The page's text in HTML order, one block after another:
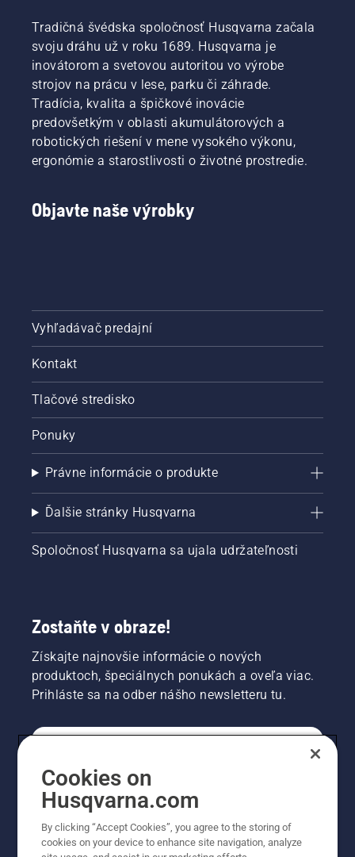
Tradičná švédska spoločnosť Husqvarna začala
svoju dráhu už v roku 1689. Husqvarna je
inovátorom a svetovou autoritou vo výrobe
strojov na prácu v lese, parku či záhrade.
Tradícia, kvalita a špičkové inovácie
predovšetkým v oblasti akumulátorových a
robotických riešení v mene vysokého výkonu,
ergonómie a starostlivosti o životné prostredie.
Objavte naše výrobky
Vyhľadávač predajní
Kontakt
Tlačové stredisko
Ponuky
Právne informácie o produkte
Ďalšie stránky Husqvarna
Spoločnosť Husqvarna sa ujala udržateľnosti
Zostaňte v obraze!
Získajte najnovšie informácie o nových
produktoch, špeciálnych ponukách a oveľa viac.
Prihláste sa na odber nášho newsletteru tu.
PROFESIONÁLNE
Cookies on
Husqvarna.com
By clicking “Accept Cookies”, you agree to the storing of
cookies on your device to enhance site navigation, analyze